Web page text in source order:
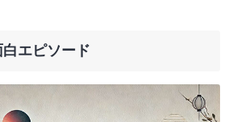
エピソード